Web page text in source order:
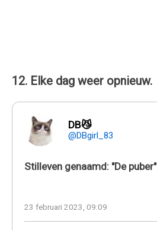
12. Elke dag weer opnieuw.
DB😼
@DBgirl_83
Stilleven genaamd: "De puber"
23 februari 2023, 09:09